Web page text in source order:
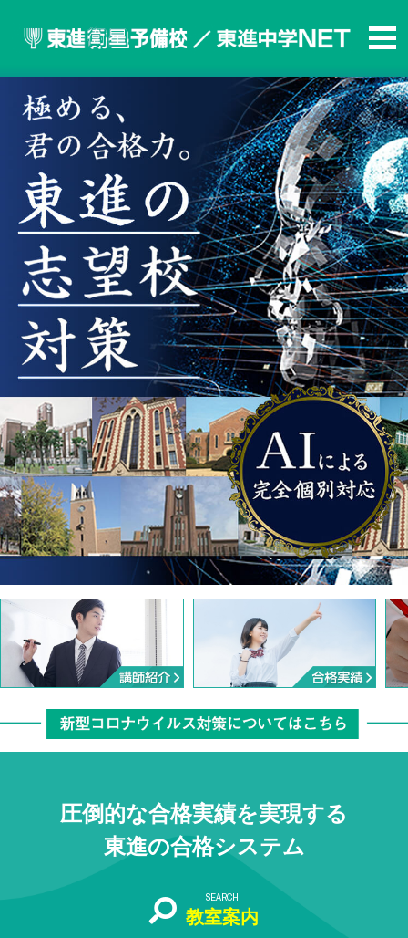
圧倒的な合格実績を実現する
東進の合格システム
SEARCH
教室案内